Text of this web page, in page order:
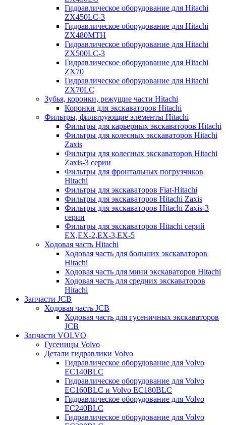
Гидравлическое оборудование для Hitachi
ZX450LC-3
Гидравлическое оборудование для Hitachi
ZX480MTH
Гидравлическое оборудование для Hitachi
ZX500LC-3
Гидравлическое оборудование для Hitachi
ZX70
Гидравлическое оборудование для Hitachi
ZX70LC
Зубья, коронки, режущие части Hitachi
Коронки для экскаваторов Hitachi
Фильтры, фильтрующие элементы Hitachi
Фильтры для карьерных экскаваторов Hitachi
Фильтры для колесных экскаваторов Hitachi
Zaxis
Фильтры для колесных экскаваторов Hitachi
Zaxis-3 серии
Фильтры для фронтальных погрузчиков
Hitachi
Фильтры для экскаваторов Fiat-Hitachi
Фильтры для экскаваторов Hitachi Zaxis
Фильтры для экскаваторов Hitachi Zaxis-3
серии
Фильтры для экскаваторов Hitachi серий
EX,EX-2,EX-3,EX-5
Ходовая часть Hitachi
Ходовая часть для больших экскаваторов
Hitachi
Ходовая часть для мини экскаваторов Hitachi
Ходовая часть для средних экскаваторов
Hitachi
Запчасти JCB
Ходовая часть JCB
Ходовая часть для гусеничных экскаваторов
JCB
Запчасти VOLVO
Гусеницы Volvo
Детали гидравлики Volvo
Гидравлическое оборудование для Volvo
EC140BLC
Гидравлическое оборудование для Volvo
EC160BLC и Volvo EC180BLC
Гидравлическое оборудование для Volvo
EC240BLC
Гидравлическое оборудование для Volvo